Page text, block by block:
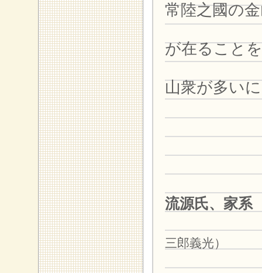
常陸之國の
越後之
が在ること
それに
山衆が多い
流源氏、家
三郎義光）